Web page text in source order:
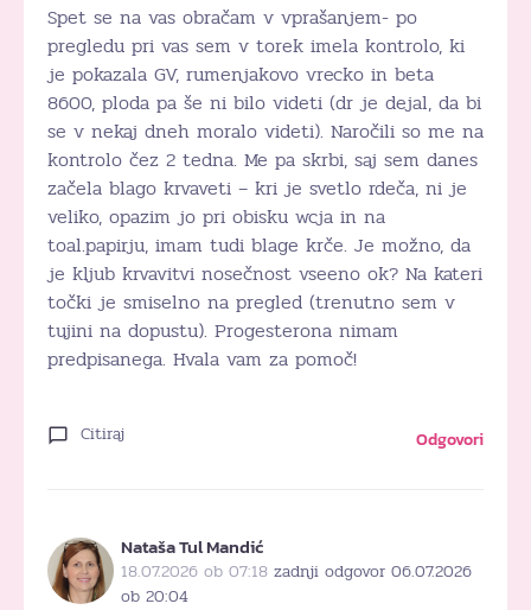
Spet se na vas obračam v vprašanjem- po
pregledu pri vas sem v torek imela kontrolo, ki
je pokazala GV, rumenjakovo vrecko in beta
8600, ploda pa še ni bilo videti (dr je dejal, da bi
se v nekaj dneh moralo videti). Naročili so me na
kontrolo čez 2 tedna. Me pa skrbi, saj sem danes
začela blago krvaveti – kri je svetlo rdeča, ni je
veliko, opazim jo pri obisku wcja in na
toal.papirju, imam tudi blage krče. Je možno, da
je kljub krvavitvi nosečnost vseeno ok? Na kateri
točki je smiselno na pregled (trenutno sem v
tujini na dopustu). Progesterona nimam
predpisanega. Hvala vam za pomoč!
Citiraj Odgovori
Nataša Tul Mandić
18.07.2026 ob 07:18 zadnji odgovor 06.07.2026
ob 20:04